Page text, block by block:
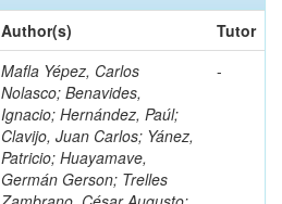
Author(s)
Tutor
Mafla Yépez, Carlos
Nolasco; Benavides,
Ignacio; Hernández, Paúl;
Clavijo, Juan Carlos; Yánez,
Patricio; Huayamave,
Germán Gerson; Trelles
-